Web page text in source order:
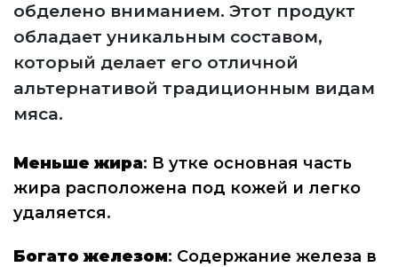
обделено вниманием. Этот продукт
обладает уникальным составом,
который делает его отличной
альтернативой традиционным видам
мяса.
Меньше жира: В утке основная часть
жира расположена под кожей и легко
удаляется.
Богато железом: Содержание железа в